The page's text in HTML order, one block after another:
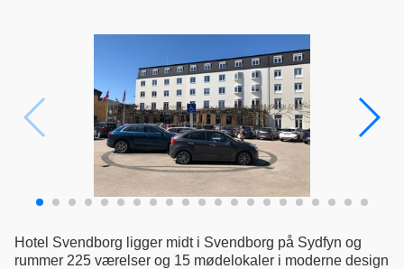
Hotel Svendborg ligger midt i Svendborg på Sydfyn og
rummer 225 værelser og 15 mødelokaler i moderne design